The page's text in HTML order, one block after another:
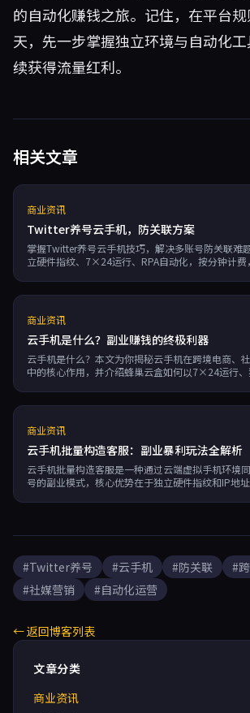
的自动化赚钱之旅。记住，在平台
天，先一步掌握独立环境与自动化
续获得流量红利。
相关文章
商业资讯
Twitter养号云手机，防关联方案
掌握Twitter养号云手机技巧，解决多账号防关联难
立硬件指纹、7×24运行、RPA自动化，按分钟计费
商业资讯
云手机是什么？副业赚钱的终极利器
云手机是什么？本文为你揭秘云手机在跨境电商、
中的核心作用，并介绍蜂巢云盒如何以7×24运行
商业资讯
云手机批量构造客服：副业暴利玩法全解析
云手机批量构造客服是一种通过云端虚拟手机环境
号的副业模式，核心优势在于独立硬件指纹和IP地
封号率降低85%以上，人力成本压缩至1/5，服务
#Twitter养号 #云手机 #防关联
#
#社媒营销
#自动化运营
← 返回博客列表
文章分类
商业资讯